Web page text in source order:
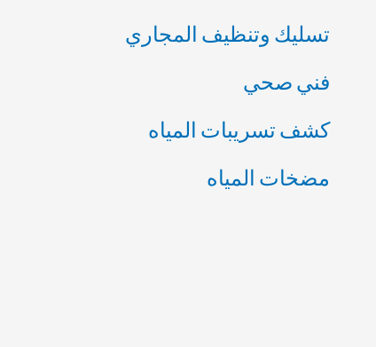
تسليك وتنظيف المجاري
فني صحي
كشف تسريبات المياه
مضخات المياه